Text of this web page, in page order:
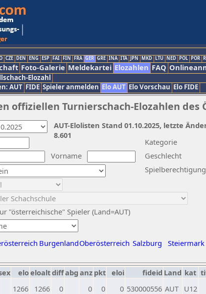
CZE DEN ENG ESP FAI FIN FRA GER GRE INA ITA JPN MKD LTU NED POL POR
Foto-Galerie Meldekartei Elozahlen FAQ
Elozahl
AUT FIDE Spieler anmelden Elo AUT Elo Vorschau Elo FIDE
offiziellen Turnierschach-Elozahlen des
Vorname
Kategorie
Geschlecht
"österreichische" Spieler (Land=AUT)
Spielberechtigung
BurgenlandOberösterreich Salzburg Steiermark
AUT-Elolisten Stand 01.10.2025, letzte
8.601
eloeloaltdiffabg anz pkt eloi fideid Land kat
1266 1266 0 0 0 0 530000556 AUT U12